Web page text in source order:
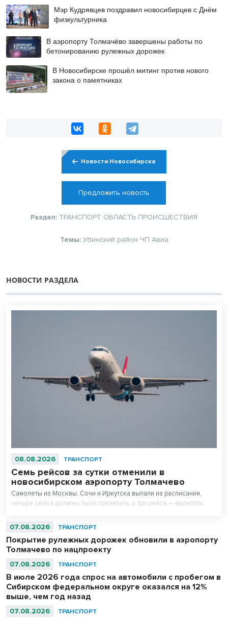
Мэр Кудрявцев поздравил новосибирцев с Днём
физкультурника
В аэропорту Толмачёво завершены работы по
бетонированию рулежных дорожек
В Новосибирске прошёл митинг против нового
закона о памятниках
Новости Новосибирска
Предложить новость
Раздел: ТРАНСПОРТ ОБЛАСТЬ ПРОИСШЕСТВИЯ
Темы: Убинский район ЧП Авиа
НОВОСТИ РАЗДЕЛА
08.08.2026 ТРАНСПОРТ
Семь рейсов за сутки отменили в
новосибирском аэропорту Толмачево
Самолеты из Москвы, Сочи и Иркутска выпали из расписания,
четыре рейса должны были прилететь, а три рейса — вылететь.
07.08.2026 ТРАНСПОРТ
Покрытие рулежных дорожек обновили в аэропорту
Толмачево по нацпроекту
07.08.2026 ТРАНСПОРТ
В июле 2026 года спрос на автомобили с пробегом в
Сибирском федеральном округе оказался на 12%
выше, чем год назад
07.08.2026 ТРАНСПОРТ